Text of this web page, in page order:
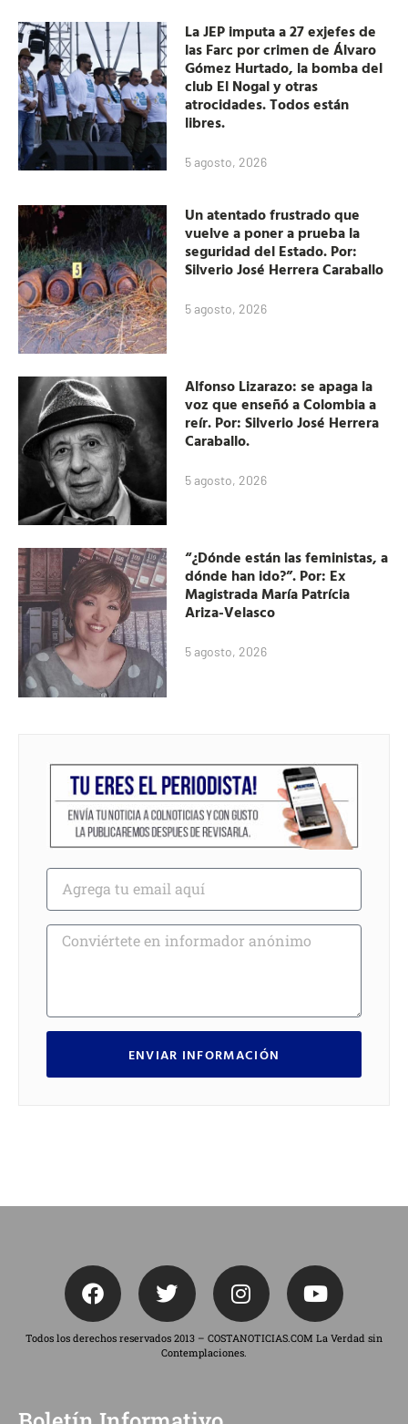
La JEP imputa a 27 exjefes de
las Farc por crimen de Álvaro
Gómez Hurtado, la bomba del
club El Nogal y otras
atrocidades. Todos están
libres.
5 agosto, 2026
Un atentado frustrado que
vuelve a poner a prueba la
seguridad del Estado. Por:
Silverio José Herrera Caraballo
5 agosto, 2026
Alfonso Lizarazo: se apaga la
voz que enseñó a Colombia a
reír. Por: Silverio José Herrera
Caraballo.
5 agosto, 2026
“¿Dónde están las feministas, a
dónde han ido?”. Por: Ex
Magistrada María Patrícia
Ariza-Velasco
5 agosto, 2026
ENVIAR INFORMACIÓN
Todos los derechos reservados 2013 – COSTANOTICIAS.COM La Verdad sin
Contemplaciones.